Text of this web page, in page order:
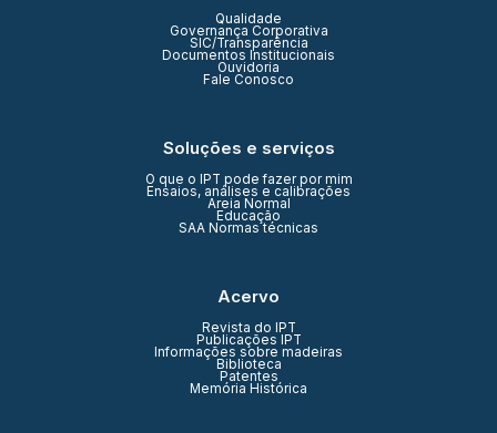
Qualidade
Governança Corporativa
SIC/Transparência
Documentos Institucionais
Ouvidoria
Fale Conosco
Soluções e serviços
O que o IPT pode fazer por mim
Ensaios, análises e calibrações
Areia Normal
Educação
SAA Normas técnicas
Acervo
Revista do IPT
Publicações IPT
Informações sobre madeiras
Biblioteca
Patentes
Memória Histórica